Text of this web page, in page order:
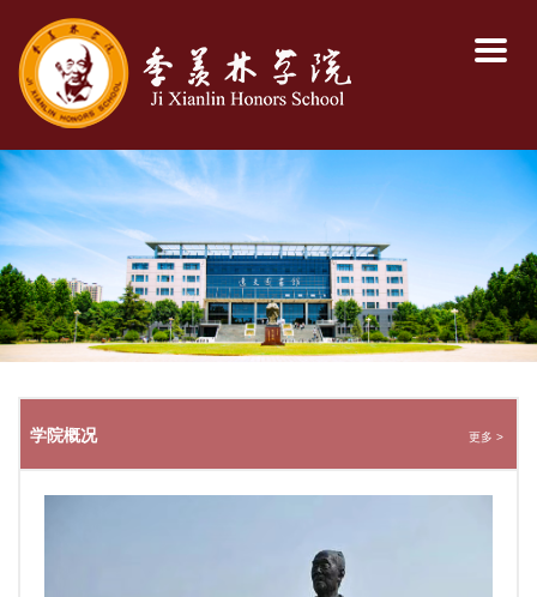
学院概况 更多 >